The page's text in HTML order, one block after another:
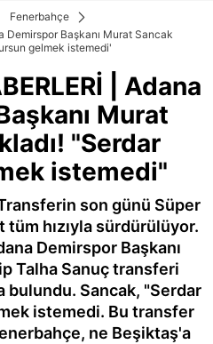
Fenerbahçe
Demirspor Başkanı Murat Sancak
gelmek istemedi'
| Adana
Murat
"Serdar
istemedi"
son günü Süper
hızıyla sürdürülüyor.
Demirspor Başkanı
Talha Sanuç transferi
bulundu. Sancak, "Serdar
istemedi. Bu transfer
ne Beşiktaş'a